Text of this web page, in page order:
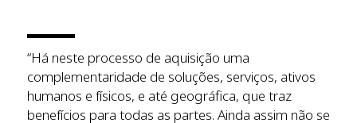
“Há neste processo de aquisição uma
complementaridade de soluções, serviços, ativos
humanos e físicos, e até geográfica, que traz
benefícios para todas as partes. Ainda assim não se